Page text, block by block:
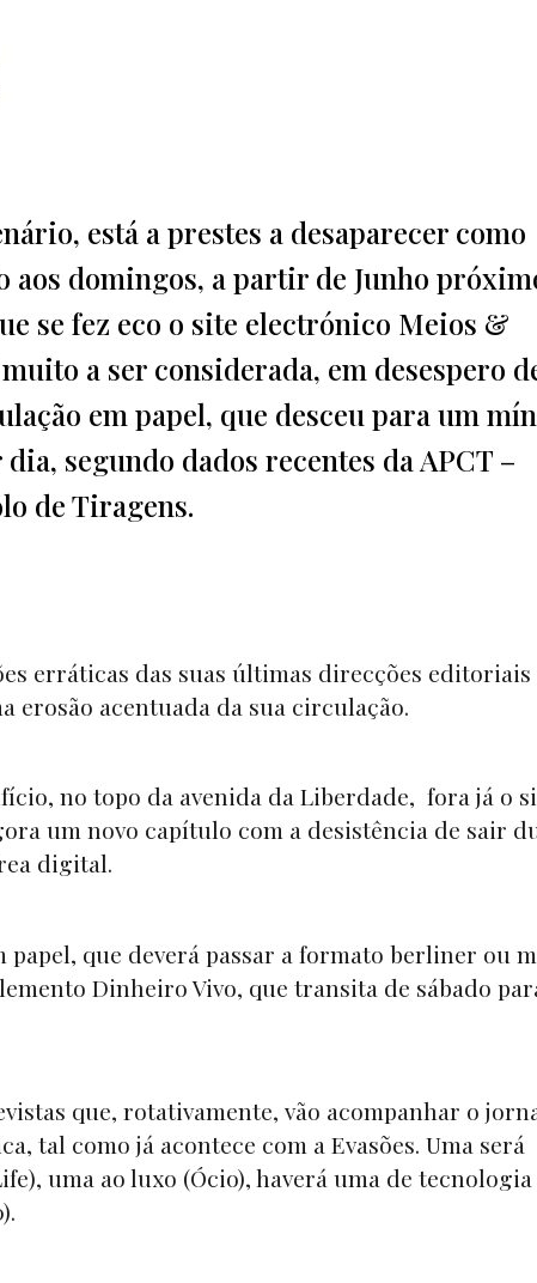
está a prestes a desaparecer como
aos domingos, a partir de Junho
se fez eco o site electrónico Meios &
a ser considerada, em desespero
em papel, que desceu para um
segundo dados recentes da APCT –
de Tiragens.
erráticas das suas últimas direcções editoriais
erosão acentuada da sua circulação.
no topo da avenida da Liberdade, fora já o
um novo capítulo com a desistência de sair
digital.
papel, que deverá passar a formato berliner ou
Dinheiro Vivo, que transita de sábado
que, rotativamente, vão acompanhar o
tal como já acontece com a Evasões. Uma será
), uma ao luxo (Ócio), haverá uma de tecnologia